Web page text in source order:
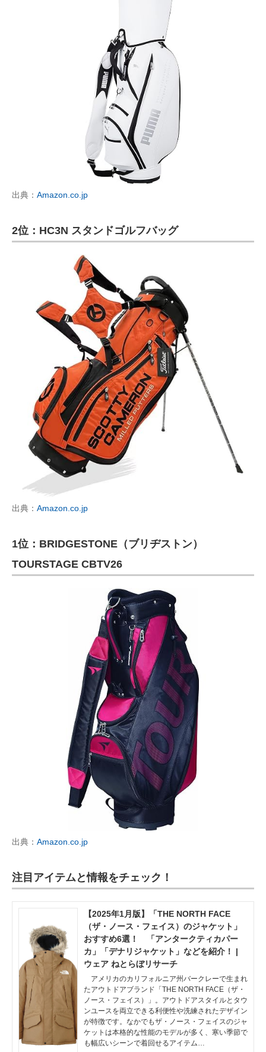
出典： Amazon.co.jp
2位：HC3N スタンドゴルフバッグ
出典： Amazon.co.jp
1位：BRIDGESTONE（ブリヂストン）
TOURSTAGE CBTV26
出典： Amazon.co.jp
注目アイテムと情報をチェック！
【2025年1月版】「THE NORTH FACE
（ザ・ノース・フェイス）のジャケット」
おすすめ6選！ 「アンタークティカパー
カ」「デナリジャケット」などを紹介！ |
ウェア ねとらぼリサーチ
アメリカのカリフォルニア州バークレーで生まれ
たアウトドアブランド「THE NORTH FACE（ザ・
ノース・フェイス）」。アウトドアスタイルとタウ
ンユースを両立できる利便性や洗練されたデザイン
が特徴です。なかでもザ・ノース・フェイスのジャ
ケットは本格的な性能のモデルが多く、寒い季節で
も幅広いシーンで着回せるアイテム…